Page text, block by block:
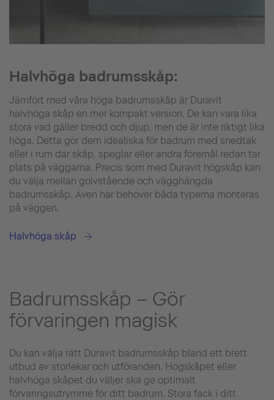
Halvhöga badrumsskåp:
Jämfört med våra höga badrumsskåp är Duravit
halvhöga skåp en mer kompakt version. De kan vara lika
stora vad gäller bredd och djup, men de är inte riktigt lika
höga. Detta gör dem idealiska för badrum med snedtak
eller i rum där skåp, speglar eller andra föremål redan tar
plats på väggarna. Precis som med Duravit högskåp kan
du välja mellan golvstående och vägghängda
badrumsskåp. Även här behöver båda typerna monteras
på väggen.
Halvhöga skåp
Badrumsskåp – Gör
förvaringen magisk
Du kan välja rätt Duravit badrumsskåp bland ett brett
utbud av storlekar och utföranden. Högskåpet eller
halvhöga skåpet du väljer ska ge optimalt
förvaringsutrymme för ditt badrum. Stora fack i ditt